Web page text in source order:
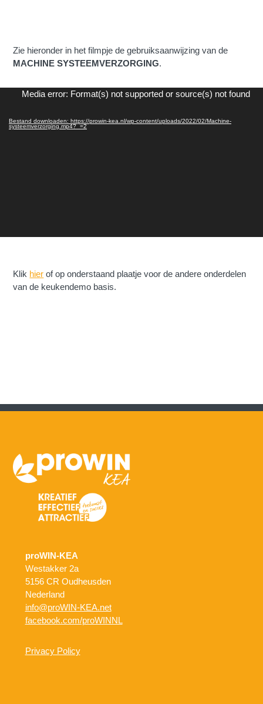
Zie hieronder in het filmpje de gebruiksaanwijzing van de
MACHINE SYSTEEMVERZORGING.
VideospelerMedia error: Format(s) not supported or source(s) not found
Bestand downloaden: https://prowin-kea.nl/wp-content/uploads/2022/02/Machine-
systeemverzorging.mp4?_=2
Klik hier of op onderstaand plaatje voor de andere onderdelen
van de keukendemo basis.
proWIN-KEA
Westakker 2a
5156 CR Oudheusden
Nederland
info@proWIN-KEA.net
facebook.com/proWINNL
Privacy Policy